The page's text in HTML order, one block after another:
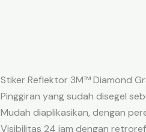
Stiker Reflektor 3M™ Diamond
Pinggiran yang sudah disegel
Mudah diaplikasikan, dengan
Visibilitas 24 jam dengan